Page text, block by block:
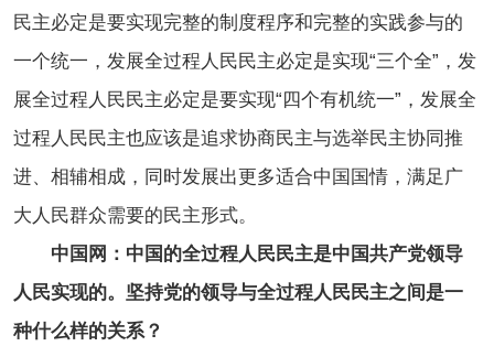
民主必定是要实现完整的制度程序和完整的实践参与的
一个统一，发展全过程人民民主必定是实现“三个全”，发
展全过程人民民主必定是要实现“四个有机统一”，发展全
过程人民民主也应该是追求协商民主与选举民主协同推
进、相辅相成，同时发展出更多适合中国国情，满足广
大人民群众需要的民主形式。
中国网：中国的全过程人民民主是中国共产党领导
人民实现的。坚持党的领导与全过程人民民主之间是一
种什么样的关系？